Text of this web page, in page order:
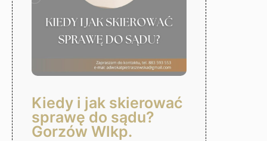
Wlkp.
Kiedy i jak skierować
sprawę do sądu?
Gorzów Wlkp.